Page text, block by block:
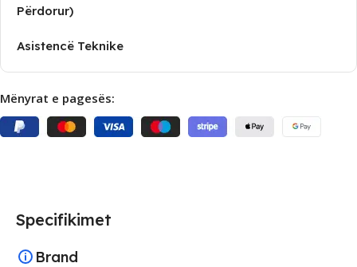
Përdorur)
Asistencë Teknike
Mënyrat e pagesës:
Specifikimet
Brand